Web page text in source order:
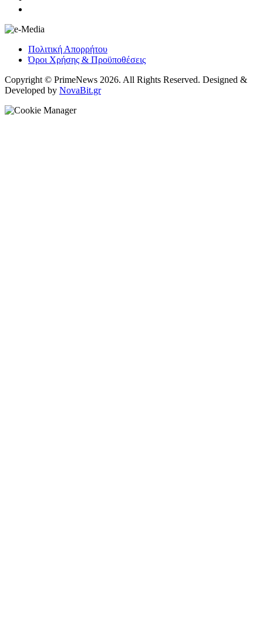
Πολιτική Απορρήτου
Όροι Χρήσης & Προϋποθέσεις
Copyright © PrimeNews 2026. All Rights Reserved. Designed &
Developed by NovaBit.gr